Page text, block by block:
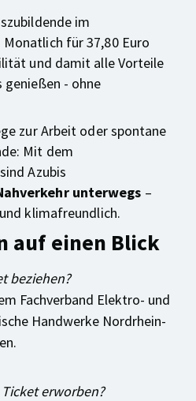
im
für 37,80 Euro
und damit alle Vorteile
- ohne
zur Arbeit oder spontane
Mit dem
Azubis
unterwegs –
klimafreundlich.
auf einen Blick
beziehen?
Fachverband Elektro- und
Handwerke Nordrhein-
erworben?